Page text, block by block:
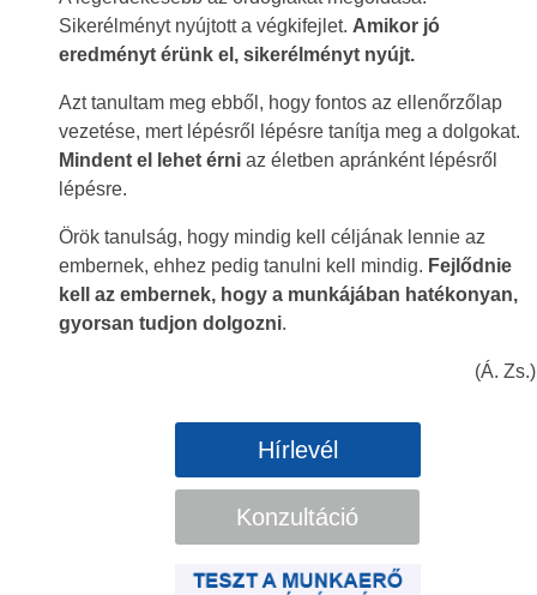
Sikerélményt nyújtott a végkifejlet. Amikor jó
eredményt érünk el, sikerélményt nyújt.
Azt tanultam meg ebből, hogy fontos az ellenőrzőlap
vezetése, mert lépésről lépésre tanítja meg a dolgokat.
Mindent el lehet érni az életben apránként lépésről
lépésre.
Örök tanulság, hogy mindig kell céljának lennie az
embernek, ehhez pedig tanulni kell mindig. Fejlődnie
kell az embernek, hogy a munkájában hatékonyan,
gyorsan tudjon dolgozni.
(Á. Zs.)
Hírlevél
Konzultáció